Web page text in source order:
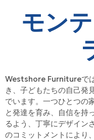
モン
Westshore Furnitureで
き、子どもたちの自己発
でいます。一つひとつの
と発達を育み、自信を持
るよう、丁寧にデザイン
のコミットメントにより